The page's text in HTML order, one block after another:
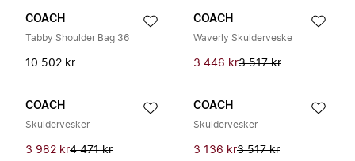
COACH
Tabby Shoulder Bag 36
10 502 kr
COACH
Waverly Skulderveske
3 446 kr3 517 kr
COACH
Skuldervesker
3 982 kr4 471 kr
COACH
Skuldervesker
3 136 kr3 517 kr